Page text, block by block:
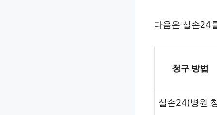
다음은 실손24
청구 방법
실손24(병원